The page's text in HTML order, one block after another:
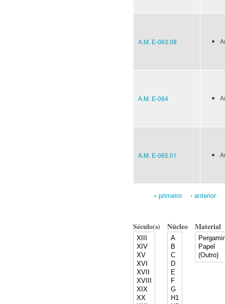
A.M. E-063.08
A.M. E-064
A.M. E-065.01
« primeiro ‹ anterior
Século(s) Núcleo Material